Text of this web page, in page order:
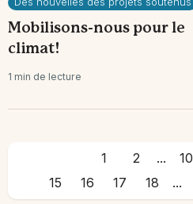
Mobilisons-nous pour le
climat!
1 min de lecture
1 2 ... 10
15
16 17 18 ...